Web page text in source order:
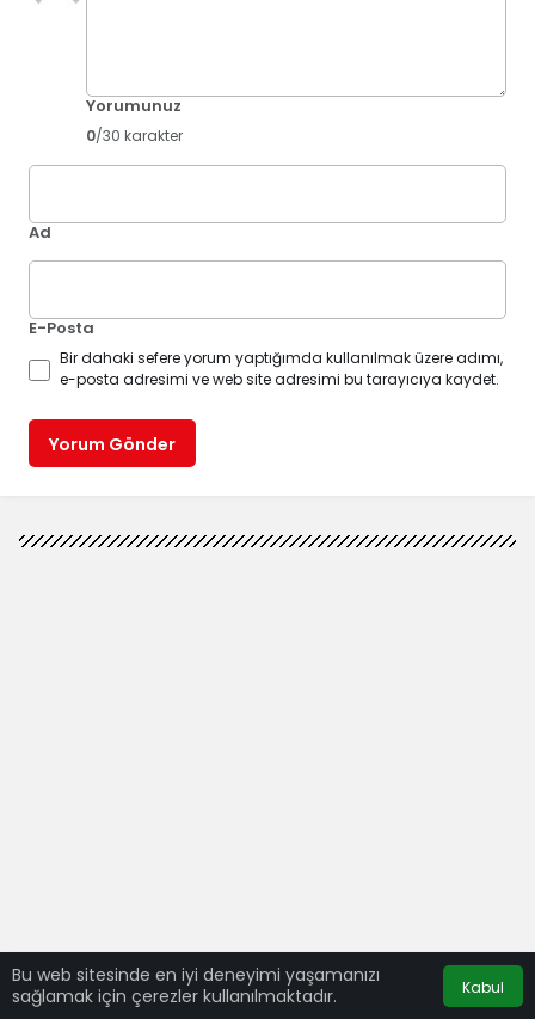
Yorumunuz
0/30 karakter
Ad
E-Posta
Bir dahaki sefere yorum yaptığımda kullanılmak üzere adımı,
e-posta adresimi ve web site adresimi bu tarayıcıya kaydet.
Yorum Gönder
Bu web sitesinde en iyi deneyimi yaşamanızı
sağlamak için çerezler kullanılmaktadır.
Kabul